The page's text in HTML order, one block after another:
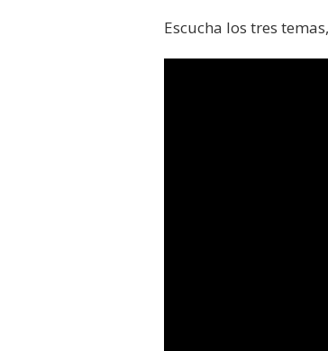
Escucha los tres